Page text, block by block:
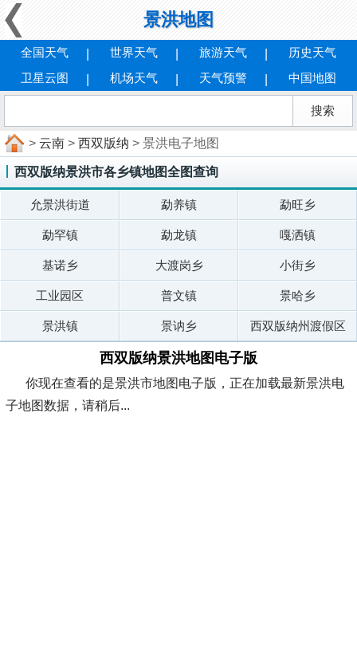
景洪地图
全国天气 世界天气 旅游天气
历史天气
卫星云图
机场天气 天气预警 中国地图
> 云南 > 西双版纳 > 景洪电子地图
西双版纳景洪市各乡镇地图全图查询
允景洪街道 勐养镇 勐旺乡
勐罕镇 勐龙镇 嘎洒镇
基诺乡 大渡岗乡 小街乡
工业园区 普文镇 景哈乡
景洪镇 景讷乡 西双版纳州渡假区
西双版纳景洪地图电子版
你现在查看的是景洪市地图电子版，正在加载最新景洪电
子地图数据，请稍后...